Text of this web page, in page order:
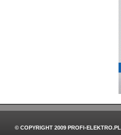
© COPYRIGHT 2009 PROFI-ELEKTRO.PL